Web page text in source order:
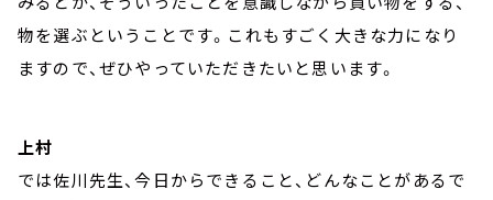
物を選ぶということです。これもすごく大きな力になり
ますので、ぜひやっていただきたいと思います。
上村
では佐川先生、今日からできること、どんなことがあるで